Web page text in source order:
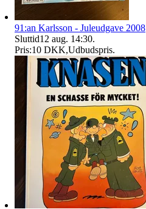
91:an Karlsson - Juleudgave 2008
Sluttid12 aug. 14:30.
Pris:10 DKK,Udbudspris.